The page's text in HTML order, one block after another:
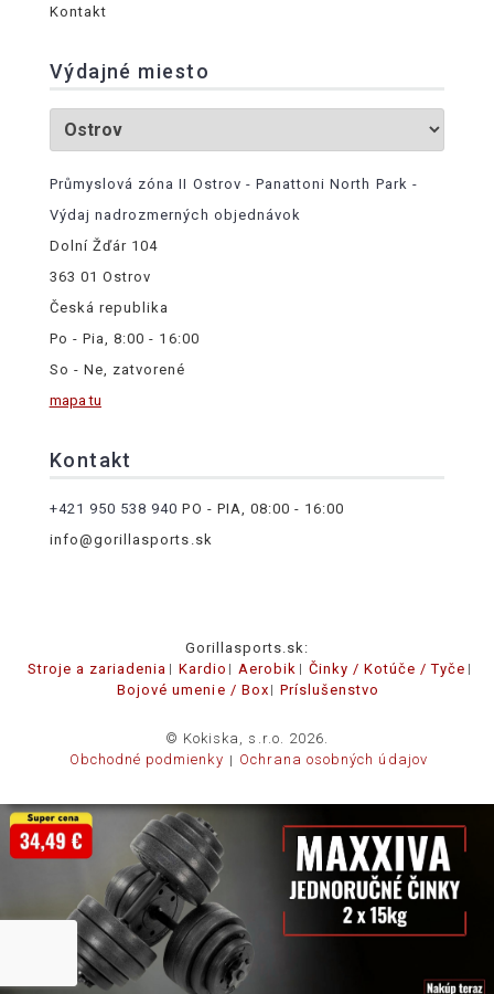
Kontakt
Výdajné miesto
Průmyslová zóna II Ostrov - Panattoni North Park -
Výdaj nadrozmerných objednávok
Dolní Žďár 104
363 01 Ostrov
Česká republika
Po - Pia, 8:00 - 16:00
So - Ne, zatvorené
mapa tu
Kontakt
+421 950 538 940 PO - PIA, 08:00 - 16:00
info@gorillasports.sk
Gorillasports.sk:
Stroje a zariadenia
Kardio Aerobik
Činky / Kotúče / Tyče
Bojové umenie / Box
Príslušenstvo
© Kokiska, s.r.o. 2026.
Obchodné podmienky
Ochrana osobných údajov